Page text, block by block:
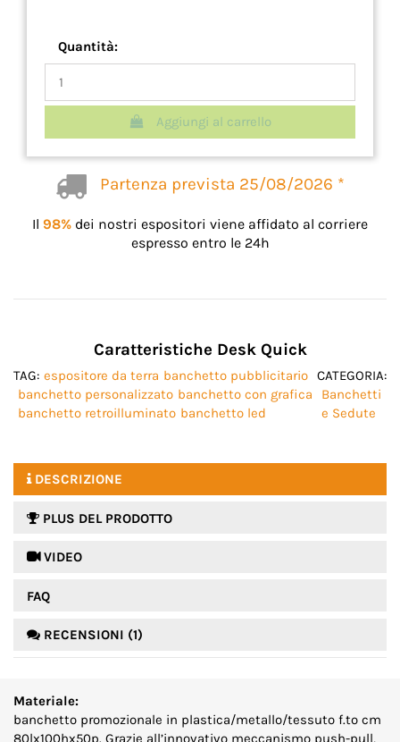
Quantità:
Aggiungi al carrello
Partenza prevista 25/08/2026 *
Il 98% dei nostri espositori viene affidato al corriere
espresso entro le 24h
Caratteristiche Desk Quick
TAG: espositore da terra banchetto pubblicitario
banchetto personalizzato banchetto con grafica
banchetto retroilluminato banchetto led
CATEGORIA:
Banchetti
e Sedute
DESCRIZIONE
PLUS DEL PRODOTTO
 VIDEO
FAQ
RECENSIONI (1)
Materiale:
banchetto promozionale in plastica/metallo/tessuto f.to cm
80lx100hx50p. Grazie all’innovativo meccanismo push-pull,